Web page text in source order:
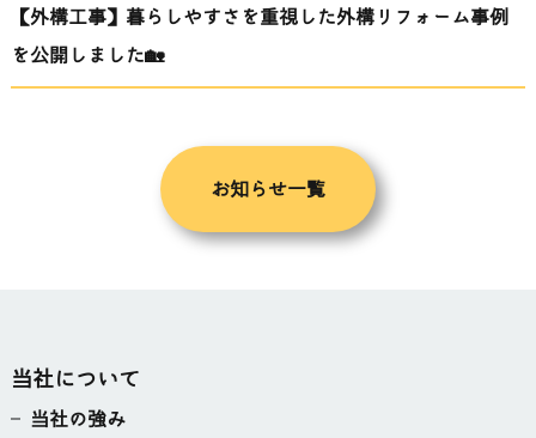
【外構工事】暮らしやすさを重視した外構リフォーム事例
を公開しました🏡
お知らせ一覧
当社について
当社の強み